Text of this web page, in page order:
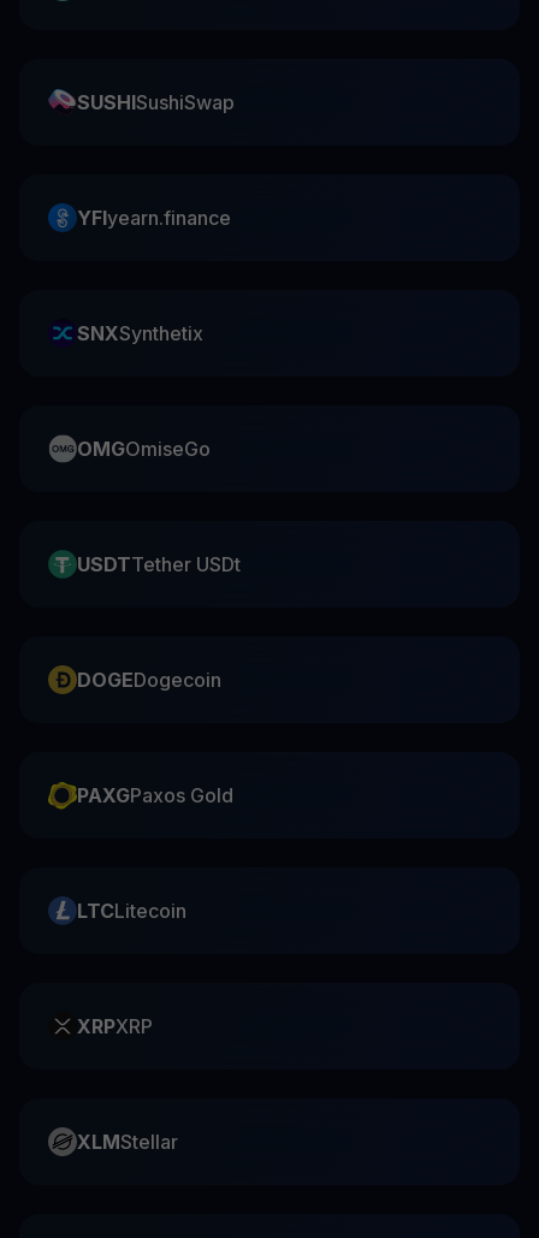
SUSHISushiSwap
YFIyearn.finance
SNXSynthetix
OMGOmiseGo
USDTTether USDt
DOGEDogecoin
PAXGPaxos Gold
LTCLitecoin
XRPXRP
XLMStellar